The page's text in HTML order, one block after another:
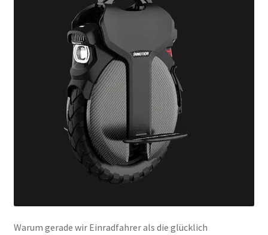
Warum gerade wir Einradfahrer als die glücklich